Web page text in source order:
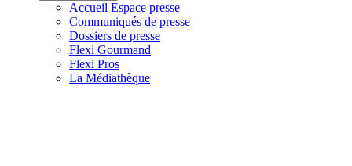
Accueil Espace presse
Communiqués de presse
Dossiers de presse
Flexi Gourmand
Flexi Pros
La Médiathèque